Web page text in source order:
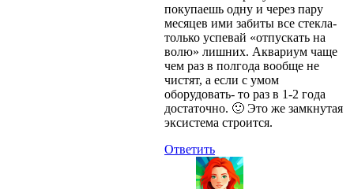
покупаешь одну и через пару
месяцев ими забиты все стекла-
только успевай «отпускать на
волю» лишних. Аквариум чаще
чем раз в полгода вообще не
чистят, а если с умом
оборудовать- то раз в 1-2 года
достаточно. 🙂 Это же замкнутая
эксистема строится.
Ответить